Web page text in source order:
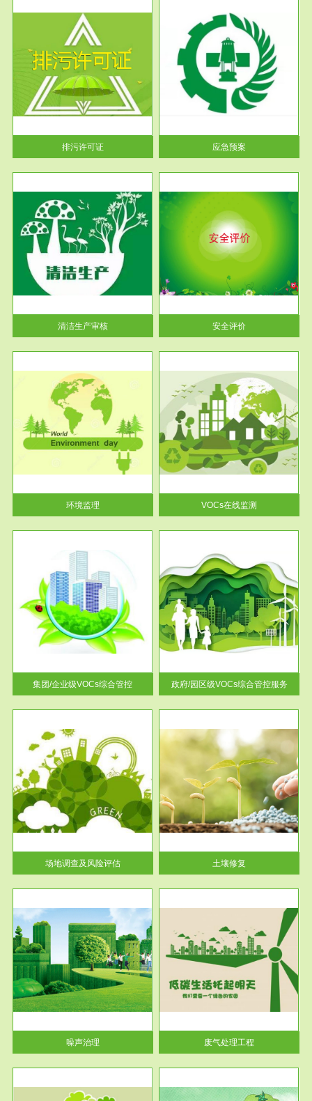
排污许可证
服务范围
应急预案
根据《中华人民共和国环境保护
法》第十九条 企业事业单位应
当按照...
应急预案
清洁生产审核
服务范围
安全评价
安全评价安全评价目的是查找、
分析和预测工程、系统、生产经
营活...
安全评价
环境监理
服务范围
VOCs在线监测
根据《重点区域大气污染防
治“十二五”规划》有机废气净化
率达...
VOCs在线监测
集团/企业级VOCs综合管控
服务范围
政府/园区级VOCs综合管控服务
根据《石化行业挥发性有机物综
合整治方案》文件要求，到2017
年，全...
政府/园区级VOCs综合管控服务
场地调查及风险评估
服务范围
土壤修复
土壤修复
噪声治理
服务范围
废气处理工程
废气处理工程